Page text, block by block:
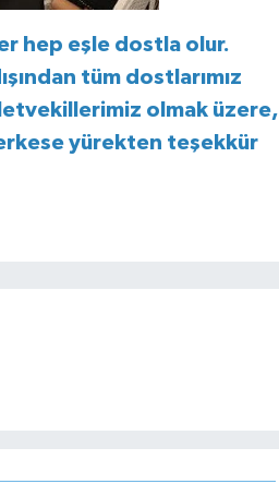
hep eşle dostla olur.
tüm dostlarımız
olmak üzere,
yürekten teşekkür